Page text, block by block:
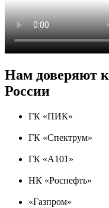
Нам доверяют
России
ГК «ПИК»
ГК «Спектрум»
ГК «А101»
НК «Роснефть»
«Газпром»